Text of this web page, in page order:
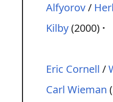
Alfyorov/
Kilby(2000)
Eric Cornell /
Carl Wieman